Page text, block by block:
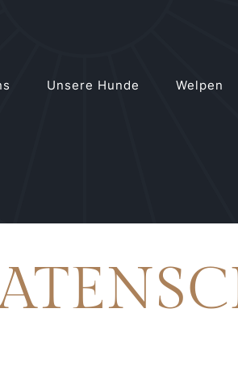
Unsere Hunde Welpen